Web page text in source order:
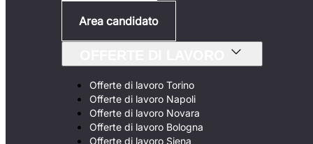
Area candidato
Offerte di lavoro Torino
Offerte di lavoro Napoli
Offerte di lavoro Novara
Offerte di lavoro Bologna
Offerte di lavoro Siena